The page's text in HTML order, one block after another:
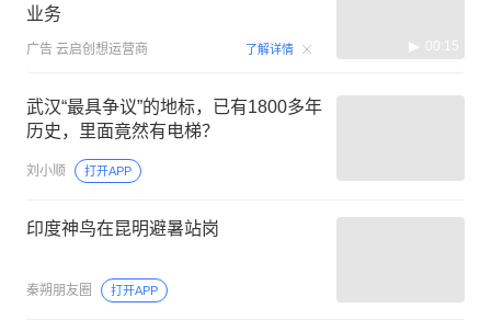
业务
广告 云启创想运营商 了解详情 00:15
武汉“最具争议”的地标，已有1800多年
历史，里面竟然有电梯？
刘小顺 打开APP
印度神鸟在昆明避暑站岗
秦朔朋友圈 打开APP